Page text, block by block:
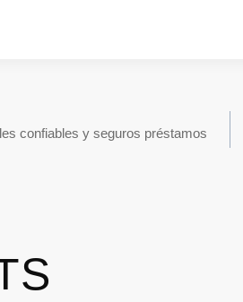
confiables y seguros préstamos